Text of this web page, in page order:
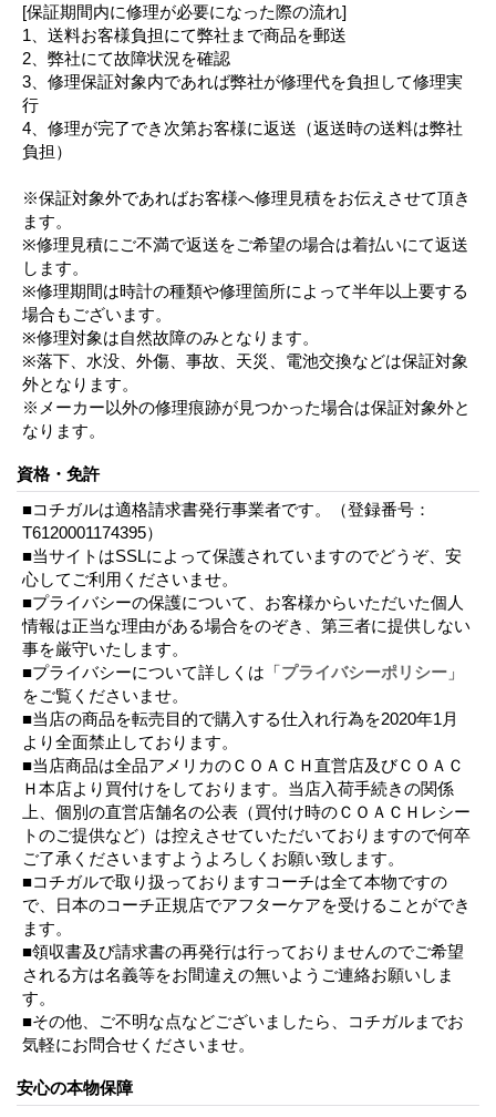
[保証期間内に修理が必要になった際の流れ]
1、送料お客様負担にて弊社まで商品を郵送
2、弊社にて故障状況を確認
3、修理保証対象内であれば弊社が修理代を負担して修理実
行
4、修理が完了でき次第お客様に返送（返送時の送料は弊社
負担）
※保証対象外であればお客様へ修理見積をお伝えさせて頂き
ます。
※修理見積にご不満で返送をご希望の場合は着払いにて返送
します。
※修理期間は時計の種類や修理箇所によって半年以上要する
場合もございます。
※修理対象は自然故障のみとなります。
※落下、水没、外傷、事故、天災、電池交換などは保証対象
外となります。
※メーカー以外の修理痕跡が見つかった場合は保証対象外と
なります。
資格・免許
■コチガルは適格請求書発行事業者です。（登録番号：
T6120001174395）
■当サイトはSSLによって保護されていますのでどうぞ、安
心してご利用くださいませ。
■プライバシーの保護について、お客様からいただいた個人
情報は正当な理由がある場合をのぞき、第三者に提供しない
事を厳守いたします。
■プライバシーについて詳しくは「プライバシーポリシー 」
をご覧くださいませ。
■当店の商品を転売目的で購入する仕入れ行為を2020年1月
より全面禁止しております。
■当店商品は全品アメリカのＣＯＡＣＨ直営店及びＣＯＡＣ
Ｈ本店より買付けをしております。当店入荷手続きの関係
上、個別の直営店舗名の公表（買付け時のＣＯＡＣＨレシー
トのご提供など）は控えさせていただいておりますので何卒
ご了承くださいますようよろしくお願い致します。
■コチガルで取り扱っておりますコーチは全て本物ですの
で、日本のコーチ正規店でアフターケアを受けることができ
ます。
■領収書及び請求書の再発行は行っておりませんのでご希望
される方は名義等をお間違えの無いようご連絡お願いしま
す。
■その他、ご不明な点などございましたら、コチガルまでお
気軽にお問合せくださいませ。
安心の本物保障